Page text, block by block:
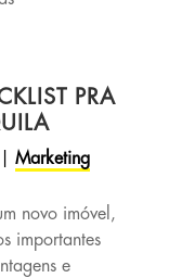
PRA
Marketing
novo imóvel,
importantes
e